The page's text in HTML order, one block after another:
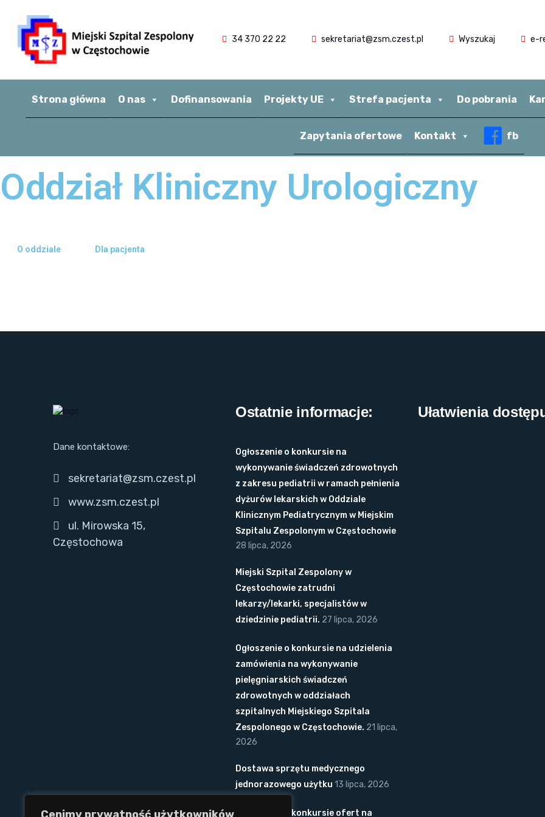
34 370 22 22 sekretariat@zsm.czest.pl Wyszukaj e-
Strona główna O nas Dofinansowania Projekty UE Strefa pacjenta Do pobrania
Zapytania ofertowe Kontakt fb
Oddział Kliniczny Urologiczny
O oddziale Dla pacjenta
Dane kontaktowe:
sekretariat@zsm.czest.pl
www.zsm.czest.pl
ul. Mirowska 15,
Częstochowa
Ostatnie informacje:
Ogłoszenie o konkursie na
wykonywanie świadczeń zdrowotnych
z zakresu pediatrii w ramach pełnienia
dyżurów lekarskich w Oddziale
Klinicznym Pediatrycznym w Miejskim
Szpitalu Zespolonym w Częstochowie
28 lipca, 2026
Miejski Szpital Zespolony w
Częstochowie zatrudni
lekarzy/lekarki, specjalistów w
dziedzinie pediatrii. 27 lipca, 2026
Ogłoszenie o konkursie na udzielenia
zamówienia na wykonywanie
pielęgniarskich świadczeń
zdrowotnych w oddziałach
szpitalnych Miejskiego Szpitala
Zespolonego w Częstochowie. 21 lipca,
2026
Dostawa sprzętu medycznego
jednorazowego użytku 13 lipca, 2026
Ogłoszenie o konkursie ofert na
Ułatwienia